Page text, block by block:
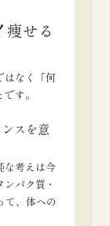
せる
はなく「何
す。
スを意
な考えは今
パク質・
て、体への